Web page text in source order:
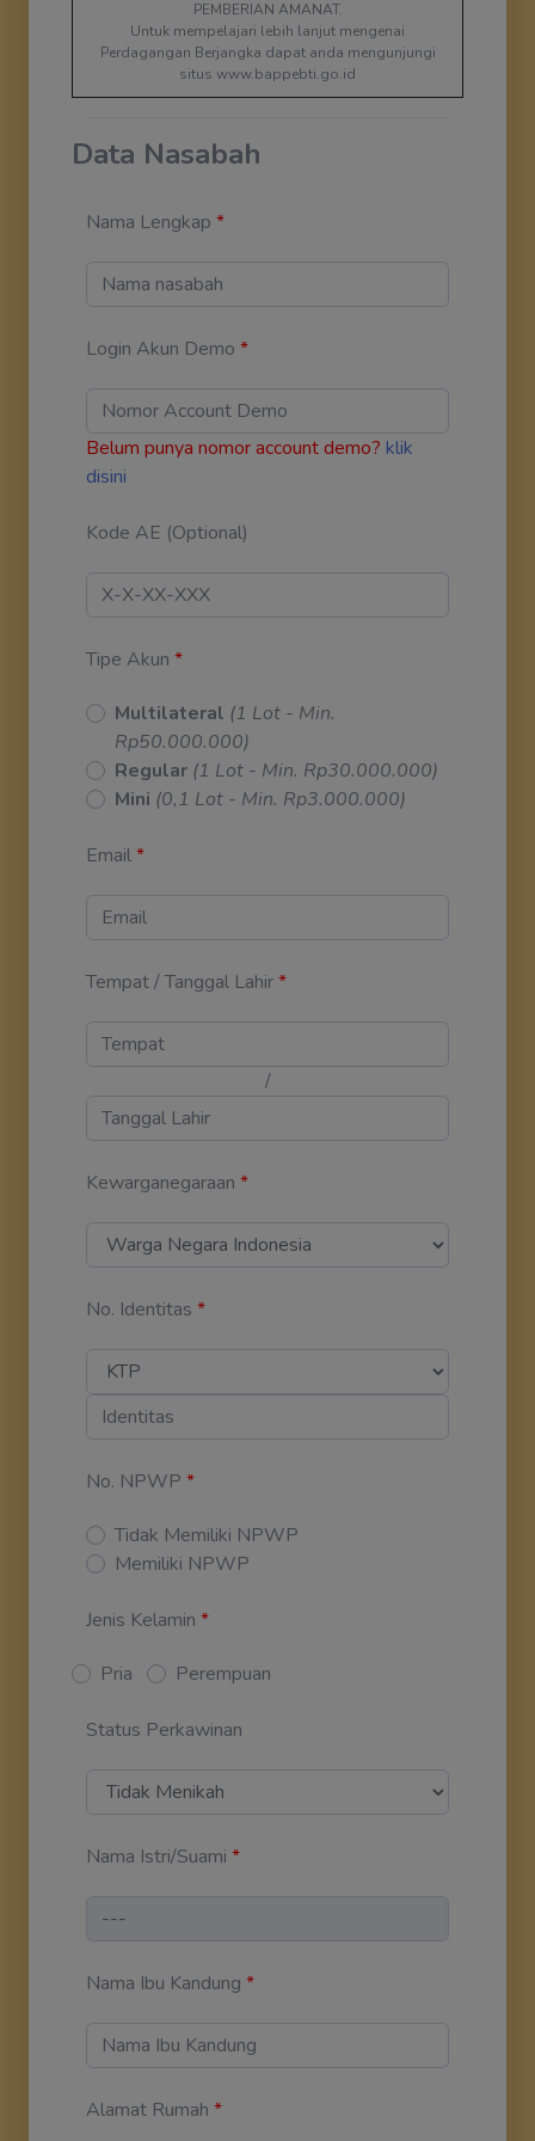
PEMBERIAN AMANAT.
Untuk mempelajari lebih lanjut mengenai
Perdagangan Berjangka dapat anda mengunjungi
situs www.bappebti.go.id
Data Nasabah
Nama Lengkap *
Login Akun Demo *
Belum punya nomor account demo? klik
disini
Kode AE (Optional)
Tipe Akun *
Multilateral (1 Lot - Min.
Rp50.000.000)
Regular (1 Lot - Min. Rp30.000.000)
Mini (0,1 Lot - Min. Rp3.000.000)
Email*
Tempat / Tanggal Lahir*
/
Kewarganegaraan *
No. Identitas *
No. NPWP *
Tidak Memiliki NPWP
Memiliki NPWP
Jenis Kelamin *
Pria Perempuan
Status Perkawinan
Nama Istri/Suami *
Nama Ibu Kandung *
Alamat Rumah *